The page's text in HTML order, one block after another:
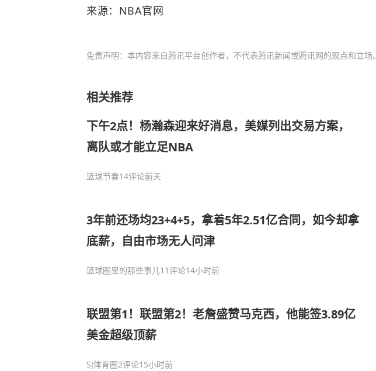
来源：NBA官网
免责声明：本内容来自腾讯平台创作者，不代表腾讯新闻或腾讯网的观点和立场。
相关推荐
下午2点！杨瀚森迎来好消息，美媒列出交易方案，
离队或才能立足NBA
篮球节奏14评论前天
3年前还场均23+4+5，拿着5年2.51亿合同，如今却拿
底薪，自由市场无人问津
篮球圈里的那些事儿11评论14小时前
联盟第1！联盟第2！老詹盛赞马克西，他能签3.89亿
美金超级顶薪
SJ体育圈2评论15小时前